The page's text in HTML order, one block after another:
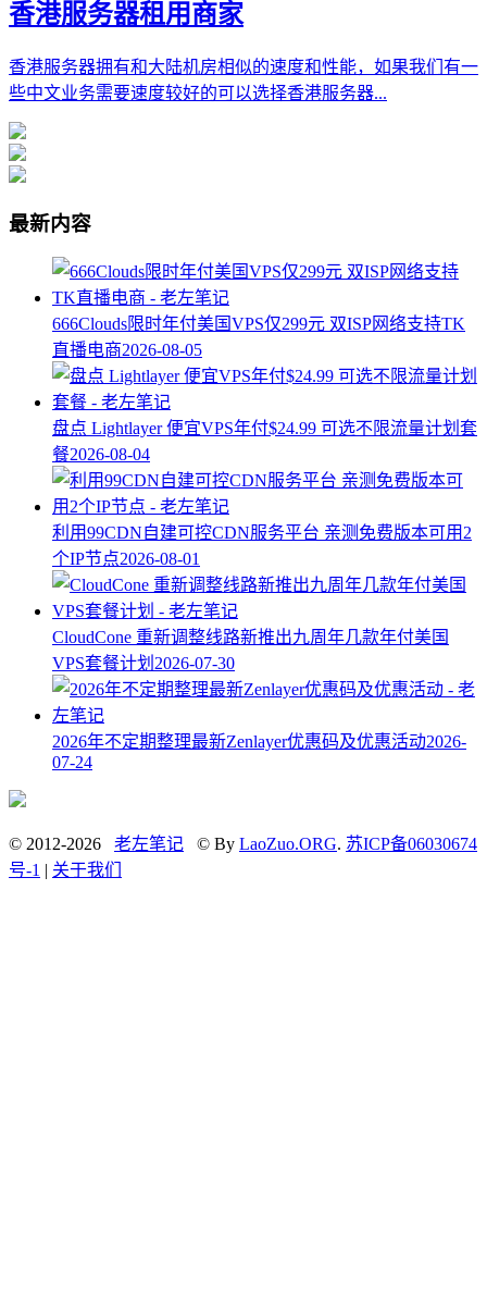
香港服务器租用商家
香港服务器拥有和大陆机房相似的速度和性能，如果我们有一
些中文业务需要速度较好的可以选择香港服务器...
最新内容
666Clouds限时年付美国VPS仅299元 双ISP网络支持TK
直播电商2026-08-05
盘点 Lightlayer 便宜VPS年付$24.99 可选不限流量计划套
餐2026-08-04
利用99CDN自建可控CDN服务平台 亲测免费版本可用2
个IP节点2026-08-01
CloudCone 重新调整线路新推出九周年几款年付美国
VPS套餐计划 2026-07-30
2026年不定期整理最新Zenlayer优惠码及优惠活动2026-
07-24
© 2012-2026 老左笔记 © By LaoZuo.ORG. 苏ICP备06030674
号-1 | 关于我们